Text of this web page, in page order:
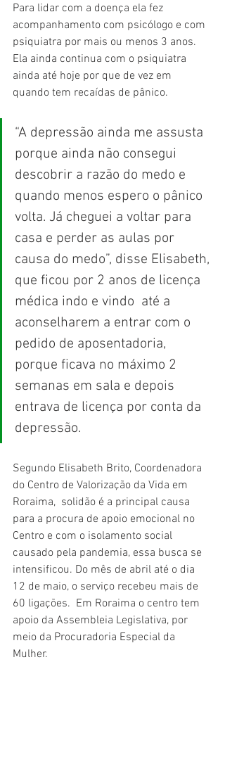
Para lidar com a doença ela fez
acompanhamento com psicólogo e com
psiquiatra por mais ou menos 3 anos.
Ela ainda continua com o psiquiatra
ainda até hoje por que de vez em
quando tem recaídas de pânico.
“A depressão ainda me assusta
porque ainda não consegui
descobrir a razão do medo e
quando menos espero o pânico
volta. Já cheguei a voltar para
casa e perder as aulas por
causa do medo”, disse Elisabeth,
que ficou por 2 anos de licença
médica indo e vindo  até a
aconselharem a entrar com o
pedido de aposentadoria,
porque ficava no máximo 2
semanas em sala e depois
entrava de licença por conta da
depressão.
Segundo Elisabeth Brito, Coordenadora
do Centro de Valorização da Vida em
Roraima,  solidão é a principal causa
para a procura de apoio emocional no
Centro e com o isolamento social
causado pela pandemia, essa busca se
intensificou. Do mês de abril até o dia
12 de maio, o serviço recebeu mais de
60 ligações.  Em Roraima o centro tem
apoio da Assembleia Legislativa, por
meio da Procuradoria Especial da
Mulher.